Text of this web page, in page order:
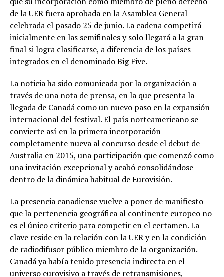
de la UER fuera aprobada en la Asamblea General
celebrada el pasado 25 de junio. La cadena competirá
inicialmente en las semifinales y solo llegará a la gran
final si logra clasificarse, a diferencia de los países
integrados en el denominado Big Five.
La noticia ha sido comunicada por la organización a
través de una nota de prensa, en la que presenta la
llegada de Canadá como un nuevo paso en la expansión
internacional del festival. El país norteamericano se
convierte así en la primera incorporación
completamente nueva al concurso desde el debut de
Australia en 2015, una participación que comenzó como
una invitación excepcional y acabó consolidándose
dentro de la dinámica habitual de Eurovisión.
La presencia canadiense vuelve a poner de manifiesto
que la pertenencia geográfica al continente europeo no
es el único criterio para competir en el certamen. La
clave reside en la relación con la UER y en la condición
de radiodifusor público miembro de la organización.
Canadá ya había tenido presencia indirecta en el
universo eurovisivo a través de retransmisiones,